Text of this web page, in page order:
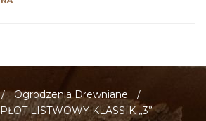
/ Ogrodzenia Drewniane
/
PŁOT LISTWOWY KLASSIK „3”